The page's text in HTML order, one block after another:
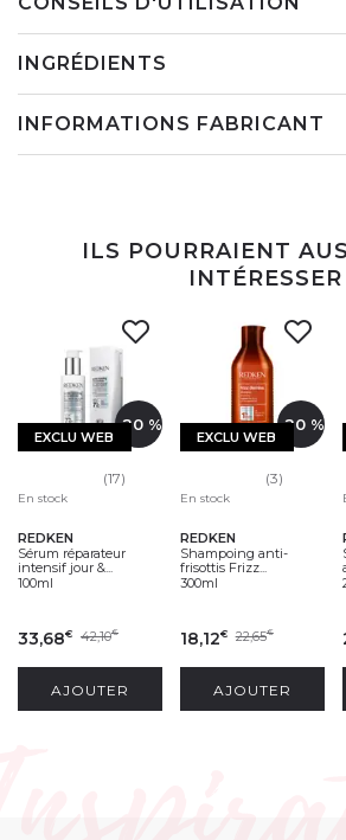
INGRÉDIENTS
INFORMATIONS FABRICANT
ILS POURRAIENT
INTÉRESSER
EXCLU WEB
-20 %
(17)
En stock
REDKEN
Sérum réparateur
intensif jour &...
100ml
33,68€ 42,10€
AJOUTER
EXCLU WEB
-20 %
(3)
En stock
REDKEN
Shampoing anti-
frisottis Frizz...
300ml
18,12€ 22,65€
AJOUTER